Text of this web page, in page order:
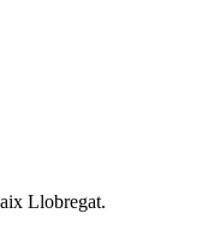
Llobregat.